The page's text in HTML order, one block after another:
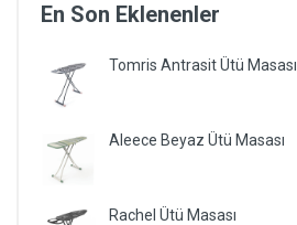
En Son Eklenenler
Tomris Antrasit Ütü Masası
Aleece Beyaz Ütü Masası
Rachel Ütü Masası